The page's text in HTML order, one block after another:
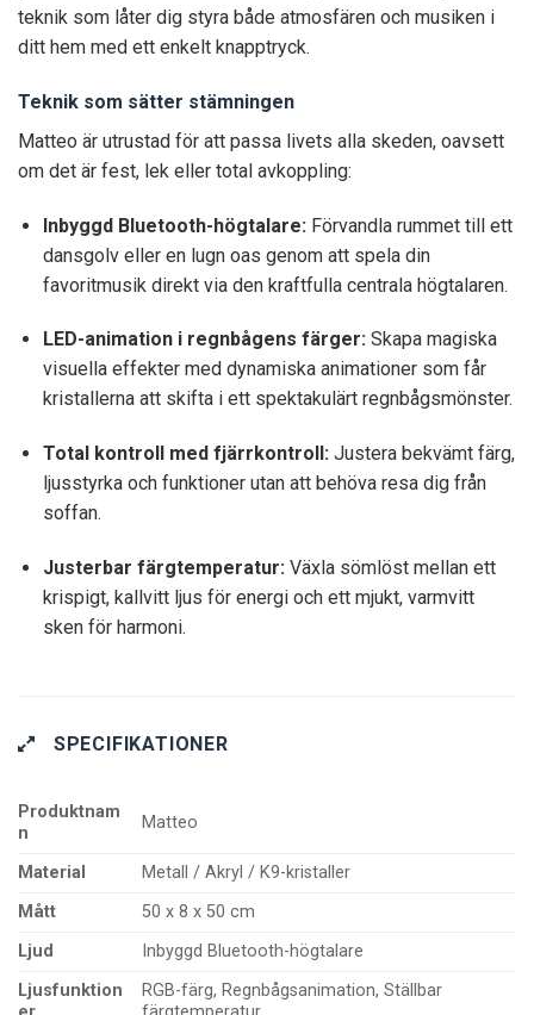
teknik som låter dig styra både atmosfären och musiken i
ditt hem med ett enkelt knapptryck.
Teknik som sätter stämningen
Matteo är utrustad för att passa livets alla skeden, oavsett
om det är fest, lek eller total avkoppling:
Inbyggd Bluetooth-högtalare: Förvandla rummet till ett
dansgolv eller en lugn oas genom att spela din
favoritmusik direkt via den kraftfulla centrala högtalaren.
LED-animation i regnbågens färger:Skapa magiska
visuella effekter med dynamiska animationer som får
kristallerna att skifta i ett spektakulärt regnbågsmönster.
Total kontroll med fjärrkontroll:Justera bekvämt färg,
ljusstyrka och funktioner utan att behöva resa dig från
soffan.
Justerbar färgtemperatur:Växla sömlöst mellan ett
krispigt, kallvitt ljus för energi och ett mjukt, varmvitt
sken för harmoni.
SPECIFIKATIONER
Produktnam
n
Matteo
Material
Metall / Akryl / K9-kristaller
Mått
50 x 8 x 50 cm
Ljud
Inbyggd Bluetooth-högtalare
Ljusfunktion
RGB-färg, Regnbågsanimation, Ställbar